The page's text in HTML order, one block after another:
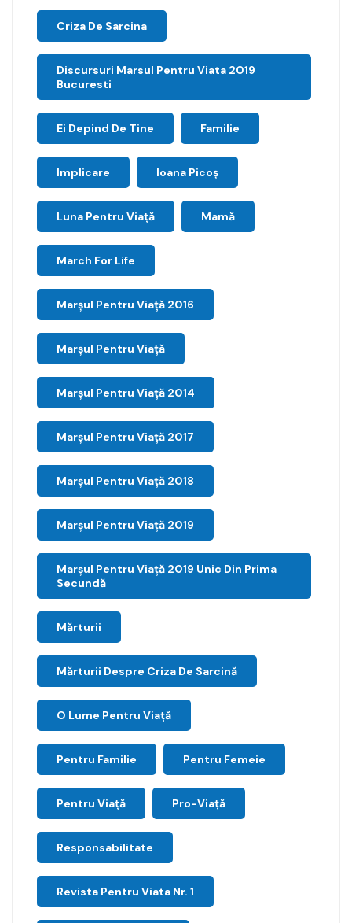
Criza De Sarcina
Discursuri Marsul Pentru Viata 2019
Bucuresti
Ei Depind De Tine Familie
Implicare Ioana Picoş
Luna Pentru Viață Mamă
March For Life
Marşul Pentru Viaţă 2016
Marșul Pentru Viață
Marșul Pentru Viață 2014
Marșul Pentru Viață 2017
Marșul Pentru Viață 2018
Marșul Pentru Viață 2019
Marșul Pentru Viață 2019 Unic Din Prima
Secundă
Mărturii
Mărturii Despre Criza De Sarcină
O Lume Pentru Viață
Pentru Familie Pentru Femeie
Pentru Viață Pro-Viață
Responsabilitate
Revista Pentru Viata Nr. 1